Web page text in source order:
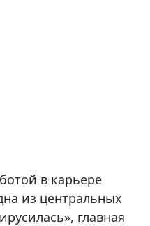
в карьере
из центральных
главная